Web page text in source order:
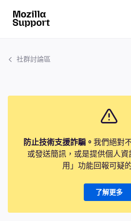
社群討論區
防止技術支援詐騙。 我們絕對
或發送簡訊，或是提供個人
用」功能回報可疑
了解更多